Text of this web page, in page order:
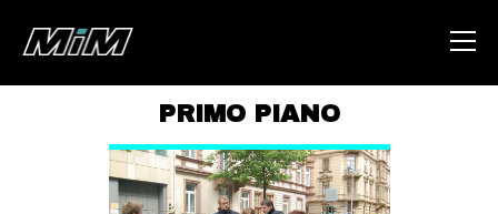
ABOUT
PRIMO PIANO